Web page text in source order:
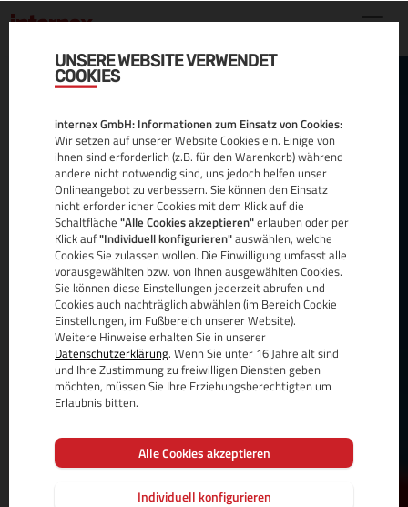
UNSERE WEBSITE VERWENDET
COOKIES
internex GmbH: Informationen zum Einsatz von Cookies:
Wir setzen auf unserer Website Cookies ein. Einige von
ihnen sind erforderlich (z.B. für den Warenkorb) während
andere nicht notwendig sind, uns jedoch helfen unser
Onlineangebot zu verbessern. Sie können den Einsatz
nicht erforderlicher Cookies mit dem Klick auf die
Schaltfläche "Alle Cookies akzeptieren"erlauben oder per
Klick auf"Individuell konfigurieren"auswählen, welche
Cookies Sie zulassen wollen. Die Einwilligung umfasst alle
vorausgewählten bzw. von Ihnen ausgewählten Cookies.
Sie können diese Einstellungen jederzeit abrufen und
Cookies auch nachträglich abwählen (im Bereich Cookie
Einstellungen, im Fußbereich unserer Website).
Weitere Hinweise erhalten Sie in unserer
Datenschutzerklärung. Wenn Sie unter 16 Jahre alt sind
und Ihre Zustimmung zu freiwilligen Diensten geben
möchten, müssen Sie Ihre Erziehungsberechtigten um
Erlaubnis bitten.
Alle Cookies akzeptieren
Individuell konfigurieren
GALERA
CLUSTER
MySQL, aber auch deren Open-Source-Nachfolge
MariaDB, werden immer flächendeckender
eingesetzt.
Für den Betrieb sind eine stabile Hardware-
Infrastruktur, aber auch Softwarekomponenten, die
die Wahrscheinlichkeit eines Ausfalls oder
Datenverlusts minimieren, notwendig.